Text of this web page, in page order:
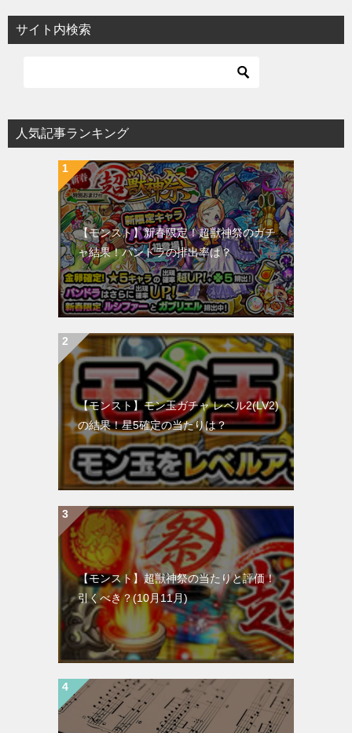
サイト内検索
人気記事ランキング
【モンスト】新春限定！超獣神祭のガチ
ャ結果！パンドラの排出率は？
【モンスト】モン玉ガチャ レベル2(LV2)
の結果！星5確定の当たりは？
【モンスト】超獣神祭の当たりと評価！
引くべき？(10月11月)